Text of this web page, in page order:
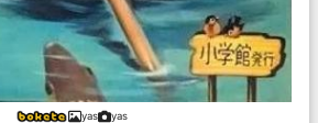
yas yas